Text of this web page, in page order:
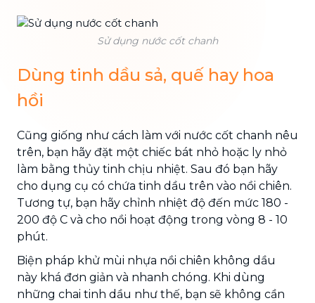
Sử dụng nước cốt chanh
Dùng tinh dầu sả, quế hay hoa
hồi
Cũng giống như cách làm với nước cốt chanh nêu
trên, bạn hãy đặt một chiếc bát nhỏ hoặc ly nhỏ
làm bằng thủy tinh chịu nhiệt. Sau đó bạn hãy
cho dụng cụ có chứa tinh dầu trên vào nồi chiên.
Tương tự, bạn hãy chỉnh nhiệt độ đến mức 180 -
200 độ C và cho nồi hoạt động trong vòng 8 - 10
phút.
Biện pháp khử mùi nhựa nồi chiên không dầu
này khá đơn giản và nhanh chóng. Khi dùng
những chai tinh dầu như thế, bạn sẽ không cần